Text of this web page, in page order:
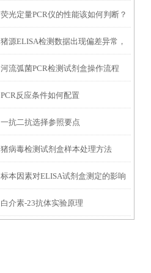
荧光定量PCR仪的性能该如何判断？
猪源ELISA检测数据出现偏差异常，
该如何溯源排查并整改处理？
河流弧菌PCR检测试剂盒操作流程
PCR反应条件如何配置
一抗二抗选择参照要点
猪病毒检测试剂盒样本处理方法
标本因素对ELISA试剂盒测定的影响
白介素-23抗体实验原理